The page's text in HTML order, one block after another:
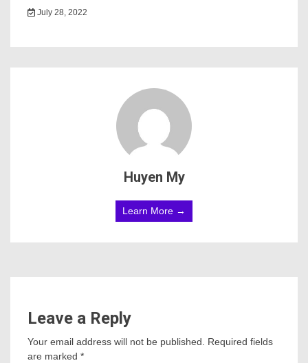
July 28, 2022
Huyen My
Learn More →
Leave a Reply
Your email address will not be published.
Required fields
are marked *